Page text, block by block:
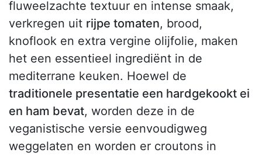
fluweelzachte textuur en intense smaak,
verkregen uit rijpe tomaten, brood,
knoflook en extra vergine olijfolie, maken
het een essentieel ingrediënt in de
mediterrane keuken. Hoewel de
traditionele presentatie een hardgekookt ei
en ham bevat, worden deze in de
veganistische versie eenvoudigweg
weggelaten en worden er croutons in